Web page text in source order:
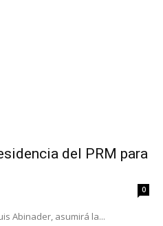
del PRM para
0
Abinader, asumirá la...